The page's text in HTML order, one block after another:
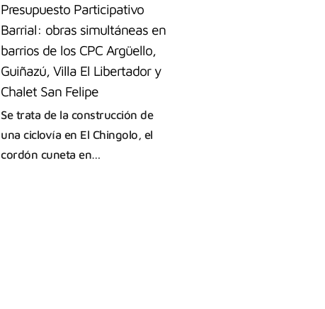
Presupuesto Participativo
Barrial: obras simultáneas en
barrios de los CPC Argüello,
Guiñazú, Villa El Libertador y
Chalet San Felipe
Se trata de la construcción de
una ciclovía en El Chingolo, el
cordón cuneta en…